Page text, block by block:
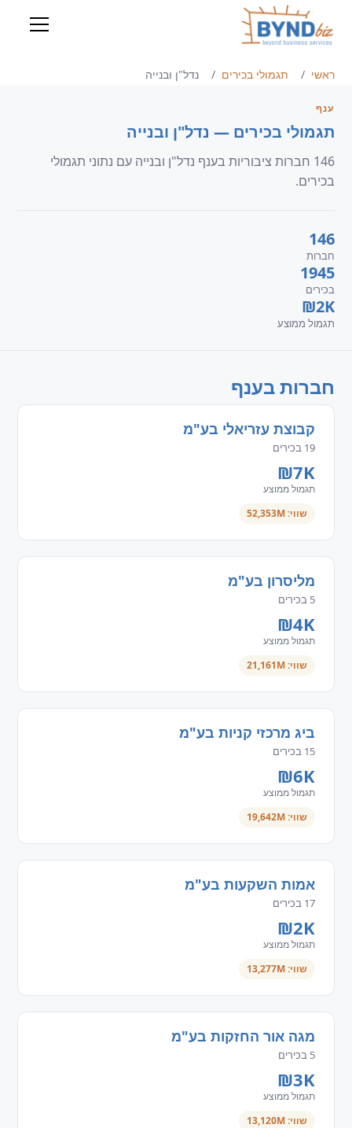
ראשי תגמולי בכירים נדל"ן ובנייה
ענף
תגמולי בכירים — נדל"ן ובנייה
146 חברות ציבוריות בענף נדל"ן ובנייה עם נתוני תגמולי
בכירים.
146
חברות
1945
בכירים
₪2K
תגמול ממוצע
חברות בענף
קבוצת עזריאלי בע"מ
19 בכירים
₪7K
תגמול ממוצע
שווי: 52,353M
מליסרון בע"מ
5 בכירים
₪4K
תגמול ממוצע
שווי: 21,161M
ביג מרכזי קניות בע"מ
15 בכירים
₪6K
תגמול ממוצע
שווי: 19,642M
אמות השקעות בע"מ
17 בכירים
₪2K
תגמול ממוצע
שווי: 13,277M
מגה אור החזקות בע"מ
5 בכירים
₪3K
תגמול ממוצע
שווי: 13,120M